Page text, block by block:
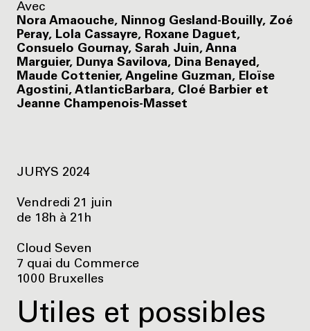
Avec
Nora Amaouche, Ninnog Gesland-Bouilly, Zoé
Peray, Lola Cassayre, Roxane Daguet,
Consuelo Gournay, Sarah Juin, Anna
Marguier, Dunya Savilova, Dina Benayed,
Maude Cottenier, Angeline Guzman, Eloïse
Agostini, AtlanticBarbara, Cloé Barbier et
Jeanne Champenois-Masset
JURYS 2024
Vendredi 21 juin
de 18h à 21h
Cloud Seven
7 quai du Commerce
1000 Bruxelles
Utiles et possibles